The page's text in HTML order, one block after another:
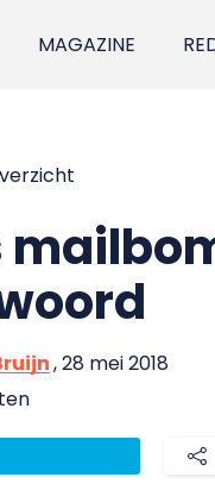
MAGAZINE
, 28 mei 2018